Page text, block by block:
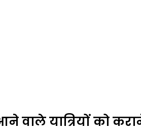
वाले यात्रियों को